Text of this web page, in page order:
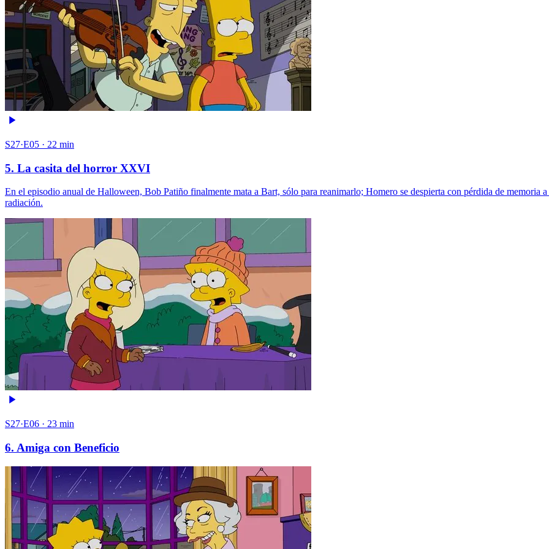
S27·E05 · 22 min
5. La casita del horror XXVI
En el episodio anual de Halloween, Bob Patiño finalmente mata a Bart, sólo para reanimarlo; Homero se despierta con pérdida de
radiación.
S27·E06 · 23 min
6. Amiga con Beneficio